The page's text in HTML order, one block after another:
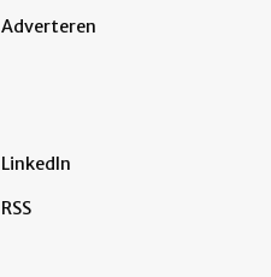
Adverteren
LinkedIn
RSS